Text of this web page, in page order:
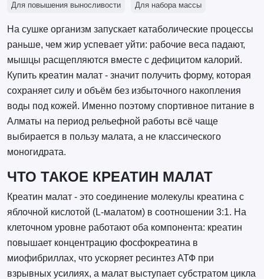
Для повышения выносливости Для набора массы
На сушке организм запускает катаболические процессы
раньше, чем жир успевает уйти: рабочие веса падают,
мышцы расщепляются вместе с дефицитом калорий.
Купить креатин малат - значит получить форму, которая
сохраняет силу и объём без избыточного накопления
воды под кожей. Именно поэтому спортивное питание в
Алматы на период рельефной работы всё чаще
выбирается в пользу малата, а не классического
моногидрата.
ЧТО ТАКОЕ КРЕАТИН МАЛАТ
Креатин малат - это соединение молекулы креатина с
яблочной кислотой (L-малатом) в соотношении 3:1. На
клеточном уровне работают оба компонента: креатин
повышает концентрацию фосфокреатина в
миофибриллах, что ускоряет ресинтез АТФ при
взрывных усилиях, а малат выступает субстратом цикла